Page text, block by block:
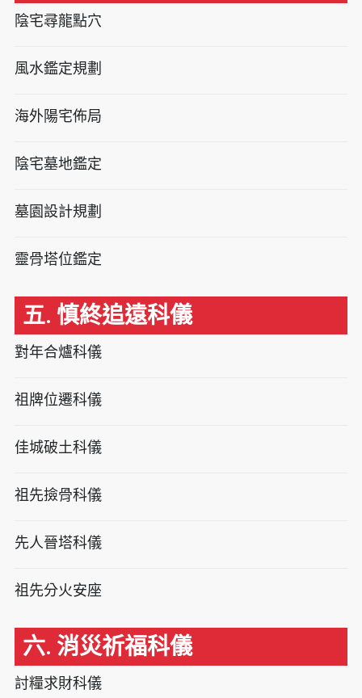
陰宅尋龍點穴
風水鑑定規劃
海外陽宅佈局
陰宅墓地鑑定
墓園設計規劃
靈骨塔位鑑定
五. 慎終追遠科儀
對年合爐科儀
祖牌位遷科儀
佳城破土科儀
祖先撿骨科儀
先人晉塔科儀
祖先分火安座
六. 消災祈福科儀
討糧求財科儀